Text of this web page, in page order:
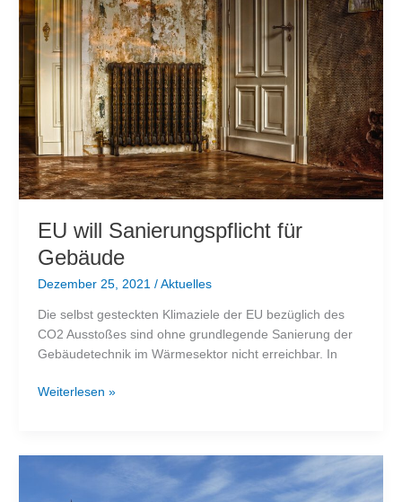
EU will Sanierungspflicht für
Gebäude
Dezember 25, 2021 / Aktuelles
Die selbst gesteckten Klimaziele der EU bezüglich des
CO2 Ausstoßes sind ohne grundlegende Sanierung der
Gebäudetechnik im Wärmesektor nicht erreichbar. In
EU
Weiterlesen »